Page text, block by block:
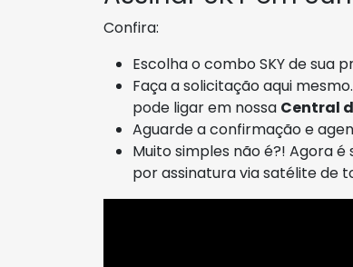
Confira:
Escolha o combo SKY de sua
Faça a solicitação aqui
pode ligar em nossa Central
Aguarde a confirmação e
Muito simples não é?! Agora
por assinatura via satélite de